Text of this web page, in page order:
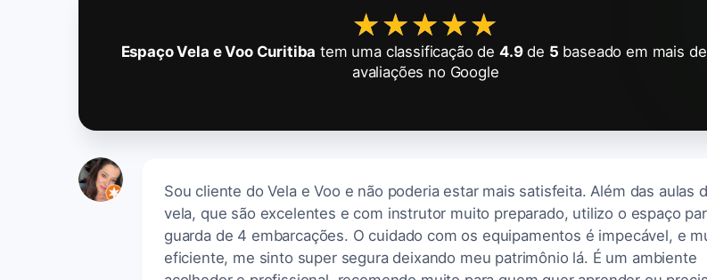
★★★★★
★★★★★
Espaço Vela e Voo Curitiba tem uma classificação de 4.9de 5 baseado em mais de
avaliações no Google
Sou cliente do Vela e Voo e não poderia estar mais satisfeita. Além das aulas
vela, que são excelentes e com instrutor muito preparado, utilizo o espaço
guarda de 4 embarcações. O cuidado com os equipamentos é impecável, e
eficiente, me sinto super segura deixando meu patrimônio lá. É um ambiente